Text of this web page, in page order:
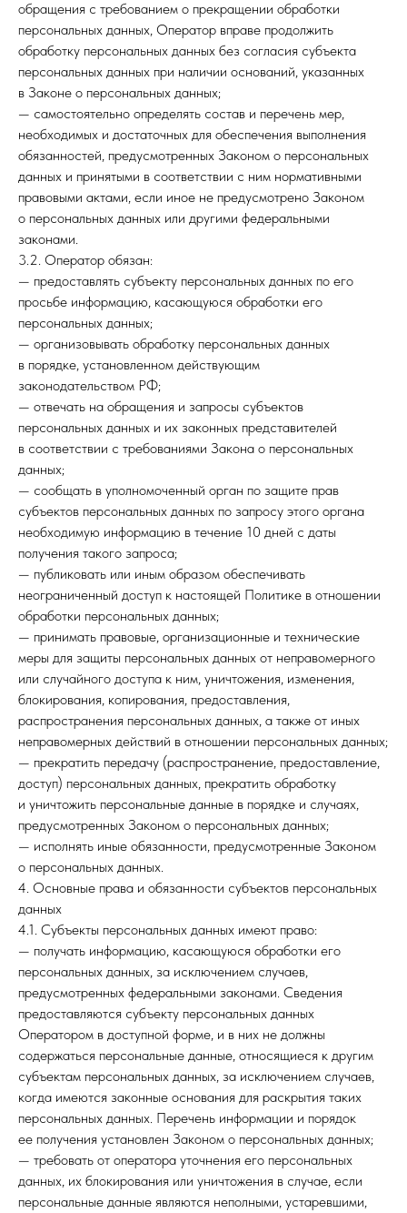
обращения с требованием о прекращении обработки
персональных данных, Оператор вправе продолжить
обработку персональных данных без согласия субъекта
персональных данных при наличии оснований, указанных
в Законе о персональных данных;
— самостоятельно определять состав и перечень мер,
необходимых и достаточных для обеспечения выполнения
обязанностей, предусмотренных Законом о персональных
данных и принятыми в соответствии с ним нормативными
правовыми актами, если иное не предусмотрено Законом
о персональных данных или другими федеральными
законами.
3.2. Оператор обязан:
— предоставлять субъекту персональных данных по его
просьбе информацию, касающуюся обработки его
персональных данных;
— организовывать обработку персональных данных
в порядке, установленном действующим
законодательством РФ;
— отвечать на обращения и запросы субъектов
персональных данных и их законных представителей
в соответствии с требованиями Закона о персональных
данных;
— сообщать в уполномоченный орган по защите прав
субъектов персональных данных по запросу этого органа
необходимую информацию в течение 10 дней с даты
получения такого запроса;
— публиковать или иным образом обеспечивать
неограниченный доступ к настоящей Политике в отношении
обработки персональных данных;
— принимать правовые, организационные и технические
меры для защиты персональных данных от неправомерного
или случайного доступа к ним, уничтожения, изменения,
блокирования, копирования, предоставления,
распространения персональных данных, а также от иных
неправомерных действий в отношении персональных данных;
— прекратить передачу (распространение, предоставление,
доступ) персональных данных, прекратить обработку
и уничтожить персональные данные в порядке и случаях,
предусмотренных Законом о персональных данных;
— исполнять иные обязанности, предусмотренные Законом
о персональных данных.
4. Основные права и обязанности субъектов персональных
данных
4.1. Субъекты персональных данных имеют право:
— получать информацию, касающуюся обработки его
персональных данных, за исключением случаев,
предусмотренных федеральными законами. Сведения
предоставляются субъекту персональных данных
Оператором в доступной форме, и в них не должны
содержаться персональные данные, относящиеся к другим
субъектам персональных данных, за исключением случаев,
когда имеются законные основания для раскрытия таких
персональных данных. Перечень информации и порядок
ее получения установлен Законом о персональных данных;
— требовать от оператора уточнения его персональных
данных, их блокирования или уничтожения в случае, если
персональные данные являются неполными, устаревшими,